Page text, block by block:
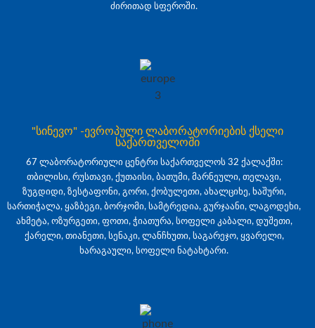
ძირითად სფეროში.
"სინევო" -ევროპული ლაბორატორიების ქსელი
საქართველოში
67 ლაბორატორიული ცენტრი საქართველოს 32 ქალაქში:
თბილისი, რუსთავი, ქუთაისი, ბათუმი, მარნეული, თელავი,
ზუგდიდი, ზესტაფონი, გორი, ქობულეთი, ახალციხე, ხაშური,
სართიჭალა, ყაზბეგი, ბორჯომი, სამტრედია, გურჯაანი, ლაგოდეხი,
ახმეტა, ოზურგეთი, ფოთი, ჭიათურა, სოფელი კაბალი, დუშეთი,
ქარელი, თიანეთი, სენაკი, ლანჩხუთი, საგარეჯო, ყვარელი,
ხარაგაული, სოფელი ნატახტარი.